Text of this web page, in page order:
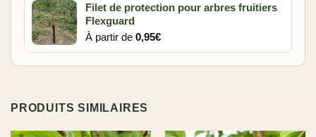
Filet de protection pour arbres fruitiers
Flexguard
À partir de 0,95€
PRODUITS SIMILAIRES